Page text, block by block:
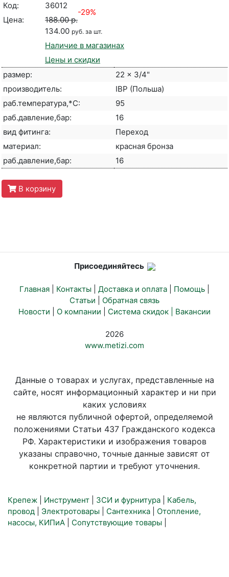
Код:
36012
Цена:
188.00 р.
-29%
134.00 руб. за шт.
Наличие в магазинах
Цены и скидки
размер:
22 x 3/4"
производитель:
IBP (Польша)
раб.температура,*С:
95
раб.давление,бар:
16
вид фитинга:
Переход
материал:
красная бронза
раб.давление,бар:
16
В корзину
Присоединяйтесь
Главная Контакты Доставка и оплата Помощь
Статьи
Обратная связь
Новости
О компании Система скидок | Вакансии
2026
www.metizi.com
Данные о товарах и услугах, представленные на
сайте, носят информационный характер и ни при
каких условиях
не являются публичной офертой, определяемой
положениями Статьи 437 Гражданского кодекса
РФ. Характеристики и изображения товаров
указаны справочно, точные данные зависят от
конкретной партии и требуют уточнения.
Крепеж Инструмент ЗСИ и фурнитура
Кабель,
провод
Электротовары Сантехника
Отопление,
насосы, КИПиА
Сопутствующие товары